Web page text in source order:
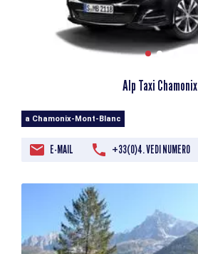
Alp Taxi Chamonix
a Chamonix-Mont-Blanc
E-MAIL +33(0)4. VEDI NUMERO